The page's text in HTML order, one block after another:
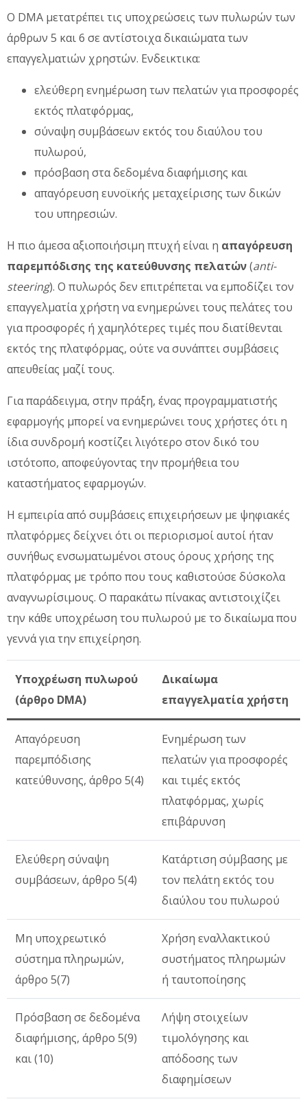
Ο DMA μετατρέπει τις υποχρεώσεις των πυλωρών των
άρθρων 5 και 6 σε αντίστοιχα δικαιώματα των
επαγγελματιών χρηστών. Ενδεικτικα:
ελεύθερη ενημέρωση των πελατών για προσφορές
εκτός πλατφόρμας,
σύναψη συμβάσεων εκτός του διαύλου του
πυλωρού,
πρόσβαση στα δεδομένα διαφήμισης και
απαγόρευση ευνοϊκής μεταχείρισης των δικών
του υπηρεσιών.
Η πιο άμεσα αξιοποιήσιμη πτυχή είναι η απαγόρευση
παρεμπόδισης της κατεύθυνσης πελατών(anti-
steering). Ο πυλωρός δεν επιτρέπεται να εμποδίζει τον
επαγγελματία χρήστη να ενημερώνει τους πελάτες του
για προσφορές ή χαμηλότερες τιμές που διατίθενται
εκτός της πλατφόρμας, ούτε να συνάπτει συμβάσεις
απευθείας μαζί τους.
Για παράδειγμα, στην πράξη, ένας προγραμματιστής
εφαρμογής μπορεί να ενημερώνει τους χρήστες ότι η
ίδια συνδρομή κοστίζει λιγότερο στον δικό του
ιστότοπο, αποφεύγοντας την προμήθεια του
καταστήματος εφαρμογών.
Η εμπειρία από συμβάσεις επιχειρήσεων με ψηφιακές
πλατφόρμες δείχνει ότι οι περιορισμοί αυτοί ήταν
συνήθως ενσωματωμένοι στους όρους χρήσης της
πλατφόρμας με τρόπο που τους καθιστούσε δύσκολα
αναγνωρίσιμους. Ο παρακάτω πίνακας αντιστοιχίζει
την κάθε υποχρέωση του πυλωρού με το δικαίωμα που
γεννά για την επιχείρηση.
Υποχρέωση πυλωρού
(άρθρο DMA)
Δικαίωμα
επαγγελματία χρήστη
Απαγόρευση
παρεμπόδισης
κατεύθυνσης, άρθρο 5(4)
Ενημέρωση των
πελατών για προσφορές
και τιμές εκτός
πλατφόρμας, χωρίς
επιβάρυνση
Ελεύθερη σύναψη
συμβάσεων, άρθρο 5(4)
Κατάρτιση σύμβασης με
τον πελάτη εκτός του
διαύλου του πυλωρού
Μη υποχρεωτικό
σύστημα πληρωμών,
άρθρο 5(7)
Χρήση εναλλακτικού
συστήματος πληρωμών
ή ταυτοποίησης
Πρόσβαση σε δεδομένα
διαφήμισης, άρθρο 5(9)
και (10)
Λήψη στοιχείων
τιμολόγησης και
απόδοσης των
διαφημίσεων